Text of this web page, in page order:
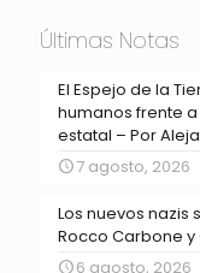
Últimas Notas
El Espejo de la
humanos frente
estatal – Por
7 agosto, 2026
Los nuevos nazis
Rocco Carbone y
6 agosto, 2026